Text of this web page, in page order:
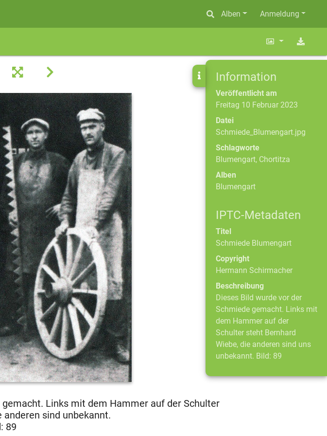
Alben Anmeldung
Information
Veröffentlicht am
Freitag 10 Februar 2023
Datei
Schmiede_Blumengart.jpg
Schlagworte
Blumengart, Chortitza
Alben
Blumengart
IPTC-Metadaten
Titel
Schmiede Blumengart
Copyright
Hermann Schirmacher
Beschreibung
Dieses Bild wurde vor der
Schmiede gemacht. Links mit
dem Hammer auf der
Schulter steht Bernhard
Wiebe, die anderen sind uns
unbekannt. Bild: 89
Links mit dem Hammer auf der Schulter
anderen sind unbekannt.
89